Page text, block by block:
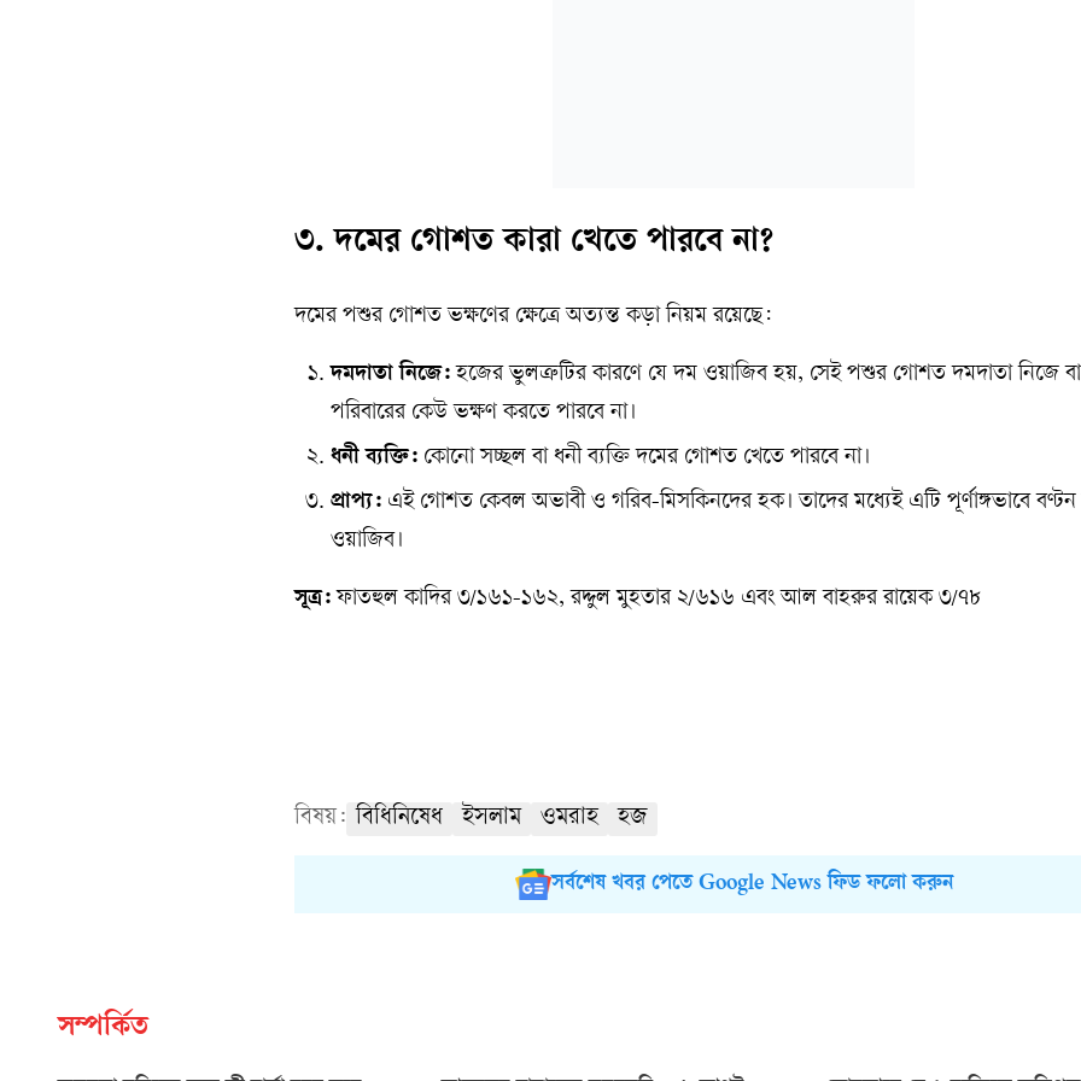
৩. দমের গোশত কারা খেতে পারবে না?
দমের পশুর গোশত ভক্ষণের ক্ষেত্রে অত্যন্ত কড়া নিয়ম রয়েছে:
দমদাতা নিজে: হজের ভুলত্রুটির কারণে যে দম ওয়াজিব হয়, সেই পশুর গোশত দমদাতা নিজে
পরিবারের কেউ ভক্ষণ করতে পারবে না।
ধনী ব্যক্তি: কোনো সচ্ছল বা ধনী ব্যক্তি দমের গোশত খেতে পারবে না।
প্রাপ্য: এই গোশত কেবল অভাবী ও গরিব-মিসকিনদের হক। তাদের মধ্যেই এটি পূর্ণাঙ্গভাবে বণ্টন
ওয়াজিব।
সূত্র: ফাতহুল কাদির ৩/১৬১-১৬২, রদ্দুল মুহতার ২/৬১৬ এবং আল বাহরুর রায়েক ৩/৭৮
বিষয়: বিধিনিষেধ ইসলাম ওমরাহ হজ
সর্বশেষ খবর পেতে Google News ফিড ফলো করুন
সম্পর্কিত